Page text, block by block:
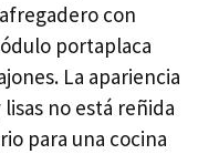
con
portaplaca
La apariencia
no está reñida
para una cocina